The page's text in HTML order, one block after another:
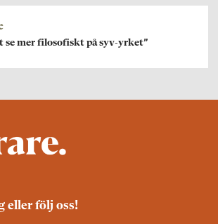
se mer filosofiskt på syv-yrket”
eller följ oss!